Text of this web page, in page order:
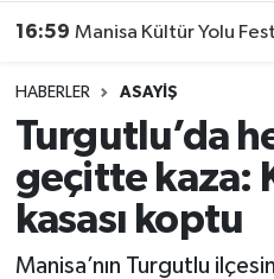
16:59 Manisa Kültür Yolu Festivali'nde Gastronomi
HABERLER ASAYİŞ
Turgutlu’da
geçitte kaza:
kasası koptu
Manisa’nın Turgutlu
SPOR
YAŞAM
RESMİ REKLAM
Son Dakika Haberleri
Haber Arşivi